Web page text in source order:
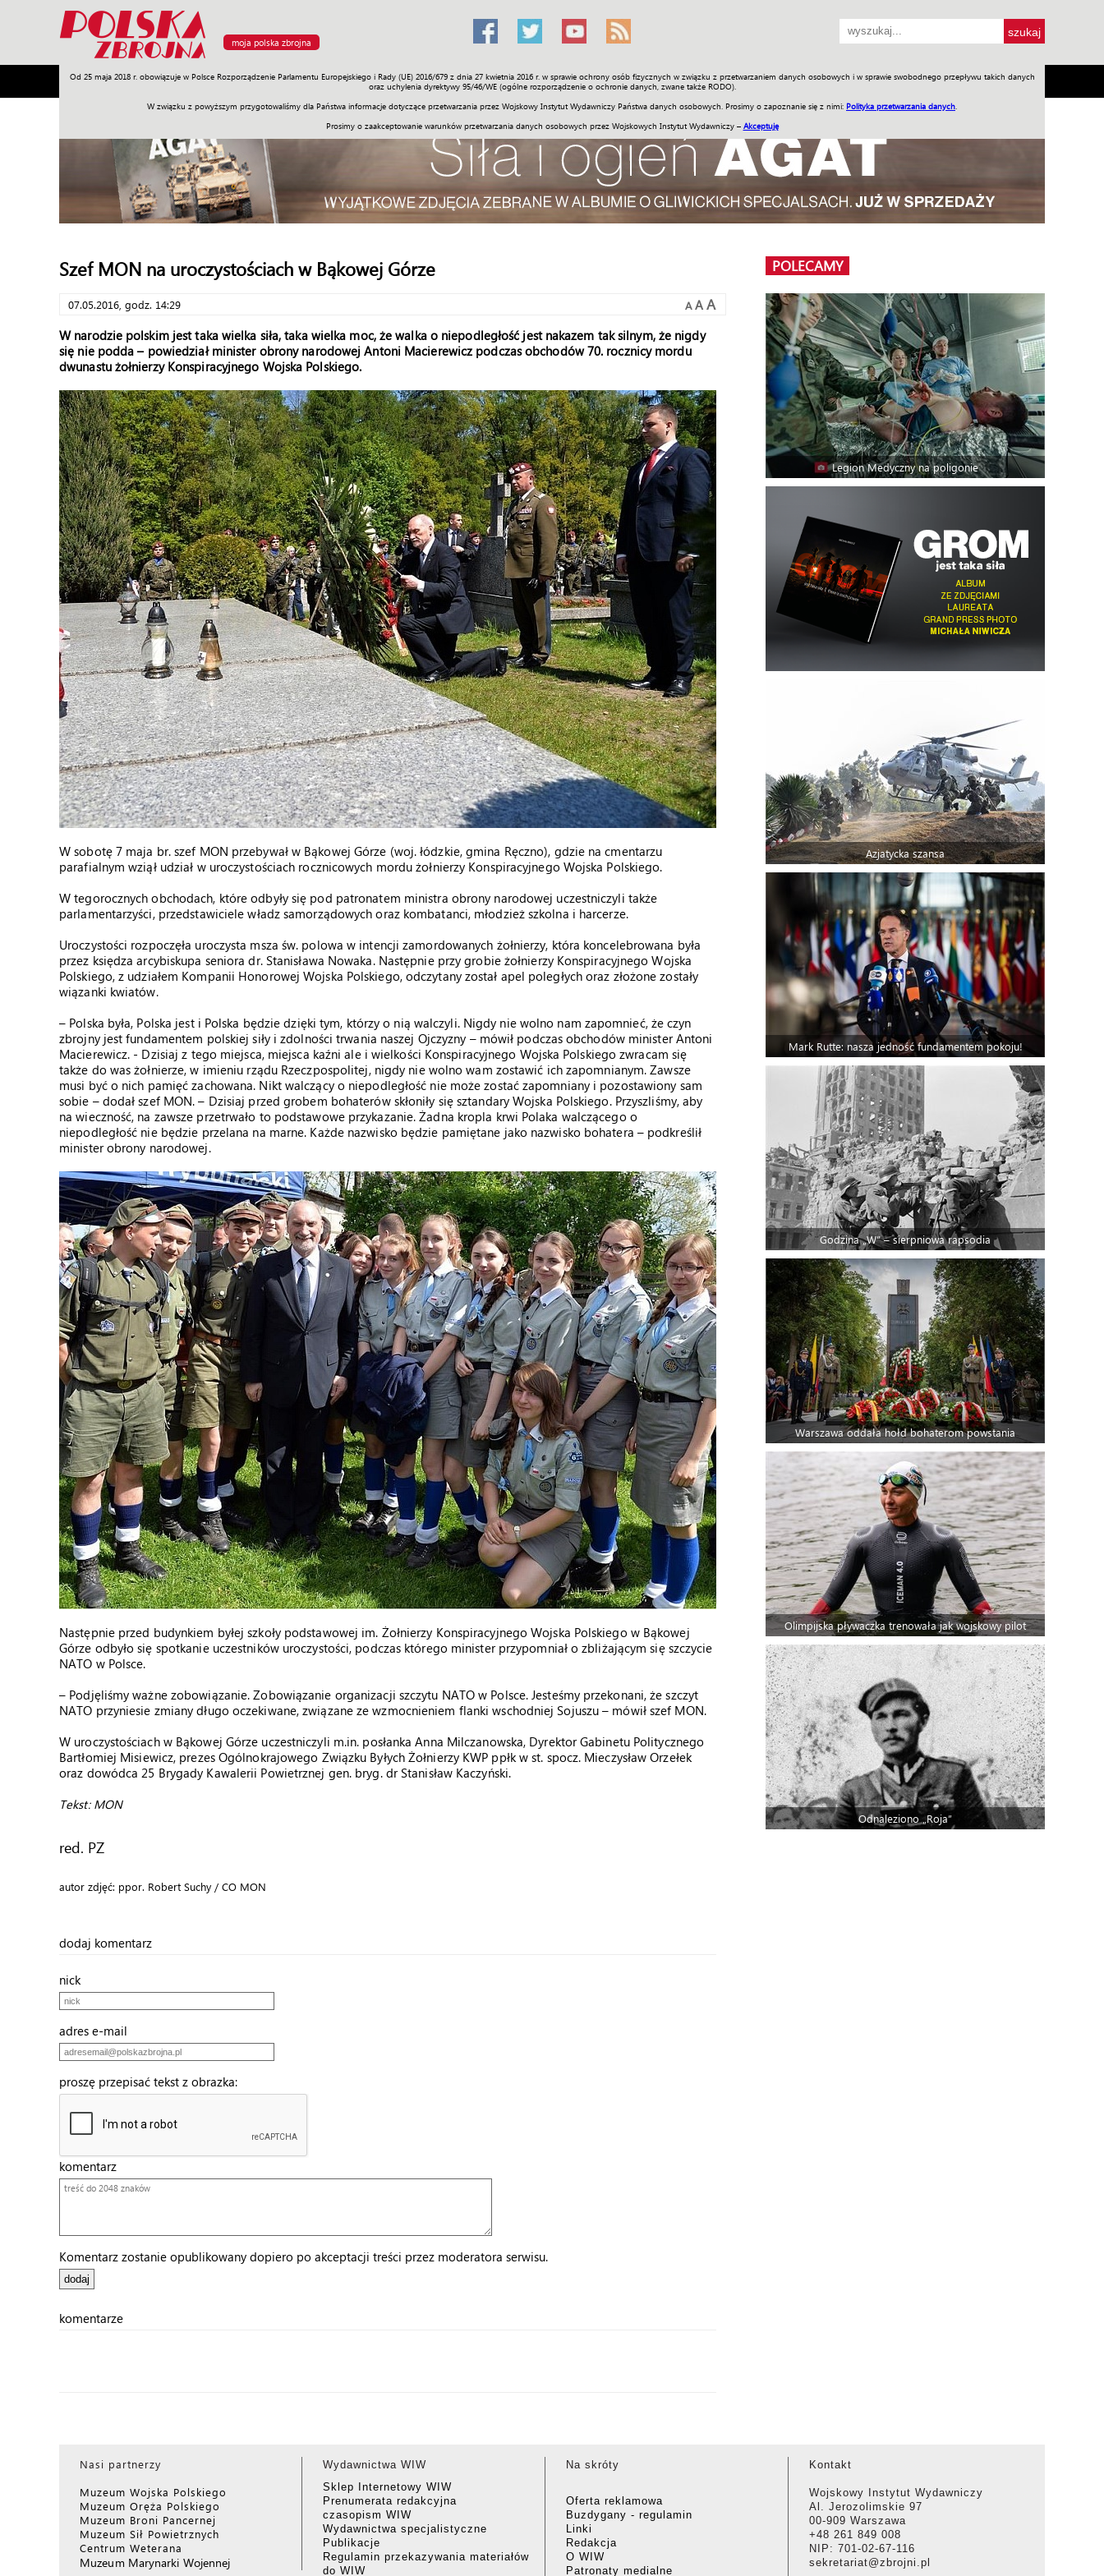
moja polska zbrojna
Od 25 maja 2018 r. obowiązuje w Polsce Rozporządzenie Parlamentu Europejskiego i Rady (UE) 2016/679 z dnia 27 kwietnia 2016 r. w sprawie ochrony osób fizycznych w związku z przetwarzaniem danych osobowych i w sprawie swobodnego przepływu takich danych
oraz uchylenia dyrektywy 95/46/WE (ogólne rozporządzenie o ochronie danych, zwane także RODO).
W związku z powyższym przygotowaliśmy dla Państwa informacje dotyczące przetwarzania przez Wojskowy Instytut Wydawniczy Państwa danych osobowych. Prosimy o zapoznanie się z nimi: Polityka przetwarzania danych
Prosimy o zaakceptowanie warunków przetwarzania danych osobowych przez Wojskowych Instytut Wydawniczy – Akceptuję
Armia Poligon Sprzęt Misje Polityka Prawo Świat Społeczność Sport Historia Galerie Wideo ENGLISH SKLEP Jednodniówki Praca w WIW
Szef MON na uroczystościach w Bąkowej Górze
07.05.2016, godz. 14:29 A A A
W narodzie polskim jest taka wielka siła, taka wielka moc, że walka o niepodległość jest nakazem tak silnym, że nigdy
się nie podda – powiedział minister obrony narodowej Antoni Macierewicz podczas obchodów 70. rocznicy mordu
dwunastu żołnierzy Konspiracyjnego Wojska Polskiego.
W sobotę 7 maja br. szef MON przebywał w Bąkowej Górze (woj. łódzkie, gmina Ręczno), gdzie na cmentarzu
parafialnym wziął udział w uroczystościach rocznicowych mordu żołnierzy Konspiracyjnego Wojska Polskiego.
W tegorocznych obchodach, które odbyły się pod patronatem ministra obrony narodowej uczestniczyli także
parlamentarzyści, przedstawiciele władz samorządowych oraz kombatanci, młodzież szkolna i harcerze.
Uroczystości rozpoczęła uroczysta msza św. polowa w intencji zamordowanych żołnierzy, która koncelebrowana była
przez księdza arcybiskupa seniora dr. Stanisława Nowaka. Następnie przy grobie żołnierzy Konspiracyjnego Wojska
Polskiego, z udziałem Kompanii Honorowej Wojska Polskiego, odczytany został apel poległych oraz złożone zostały
wiązanki kwiatów.
– Polska była, Polska jest i Polska będzie dzięki tym, którzy o nią walczyli. Nigdy nie wolno nam zapomnieć, że czyn
zbrojny jest fundamentem polskiej siły i zdolności trwania naszej Ojczyzny – mówił podczas obchodów minister Antoni
Macierewicz. - Dzisiaj z tego miejsca, miejsca kaźni ale i wielkości Konspiracyjnego Wojska Polskiego zwracam się
także do was żołnierze, w imieniu rządu Rzeczpospolitej, nigdy nie wolno wam zostawić ich zapomnianym. Zawsze
musi być o nich pamięć zachowana. Nikt walczący o niepodległość nie może zostać zapomniany i pozostawiony sam
sobie – dodał szef MON. – Dzisiaj przed grobem bohaterów skłoniły się sztandary Wojska Polskiego. Przyszliśmy, aby
na wieczność, na zawsze przetrwało to podstawowe przykazanie. Żadna kropla krwi Polaka walczącego o
niepodległość nie będzie przelana na marne. Każde nazwisko będzie pamiętane jako nazwisko bohatera – podkreślił
minister obrony narodowej.
Następnie przed budynkiem byłej szkoły podstawowej im. Żołnierzy Konspiracyjnego Wojska Polskiego w Bąkowej
Górze odbyło się spotkanie uczestników uroczystości, podczas którego minister przypomniał o zbliżającym się szczycie
NATO w Polsce.
– Podjęliśmy ważne zobowiązanie. Zobowiązanie organizacji szczytu NATO w Polsce. Jesteśmy przekonani, że szczyt
NATO przyniesie zmiany długo oczekiwane, związane ze wzmocnieniem flanki wschodniej Sojuszu – mówił szef MON.
W uroczystościach w Bąkowej Górze uczestniczyli m.in. posłanka Anna Milczanowska, Dyrektor Gabinetu Politycznego
Bartłomiej Misiewicz, prezes Ogólnokrajowego Związku Byłych Żołnierzy KWP ppłk w st. spocz. Mieczysław Orzełek
oraz dowódca 25 Brygady Kawalerii Powietrznej gen. bryg. dr Stanisław Kaczyński.
Tekst: MON
red. PZ
autor zdjęć: ppor. Robert Suchy / CO MON
dodaj komentarz
nick
adres e-mail
proszę przepisać tekst z obrazka:
komentarz
Komentarz zostanie opublikowany dopiero po akceptacji treści przez moderatora serwisu.
komentarze
POLECAMY
Legion Medyczny na poligonie
Azjatycka szansa
Mark Rutte: nasza jedność fundamentem pokoju!
Godzina „W” – sierpniowa rapsodia
Warszawa oddała hołd bohaterom powstania
Olimpijska pływaczka trenowała jak wojskowy pilot
Odnaleziono „Roja”
Nasi partnerzy
Muzeum Wojska Polskiego
Muzeum Oręża Polskiego
Muzeum Broni Pancernej
Muzeum Sił Powietrznych
Centrum Weterana
Muzeum Marynarki Wojennej
Wydawnictwa WIW
Sklep Internetowy WIW
Prenumerata redakcyjna
czasopism WIW
Wydawnictwa specjalistyczne
Publikacje
Regulamin przekazywania materiałów
do WIW
Na skróty
Oferta reklamowa
Buzdygany - regulamin
Linki
Redakcja
O WIW
Patronaty medialne
Kontakt
Wojskowy Instytut Wydawniczy
Al. Jerozolimskie 97
00-909 Warszawa
+48 261 849 008
NIP: 701-02-67-116
sekretariat@zbrojni.pl